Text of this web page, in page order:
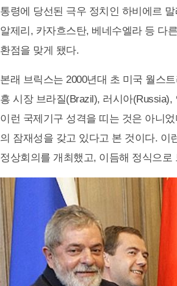
통령에 당선된 극우 정치인 하비에르
알제리, 카자흐스탄, 베네수엘라 등 다
환점을 맞게 됐다.
본래 브릭스는 2000년대 초 미국 월스
흥 시장 브라질(Brazil), 러시아
이런 국제기구 성격을 띠는 것은 아니
의 잠재성을 갖고 있다고 본 것이다. 이
정상회의를 개최했고, 이듬해 정식으로